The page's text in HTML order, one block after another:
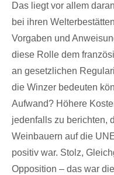
Das liegt vor allem
bei ihren
Vorgaben und
diese Rolle dem
an gesetzlichen
die Winzer bedeuten
Aufwand? Höhere
jedenfalls zu berichten,
Weinbauern auf die
positiv war. Stolz,
Opposition – das war